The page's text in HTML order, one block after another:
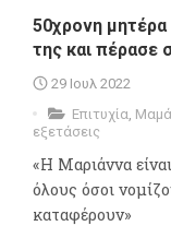
50χρονη μητέρα
της και πέρασε
29 Ιουλ 2022
Επιτυχία Μαμά
εξετάσεις
«Η Μαριάννα
όλους όσοι
καταφέρουν»